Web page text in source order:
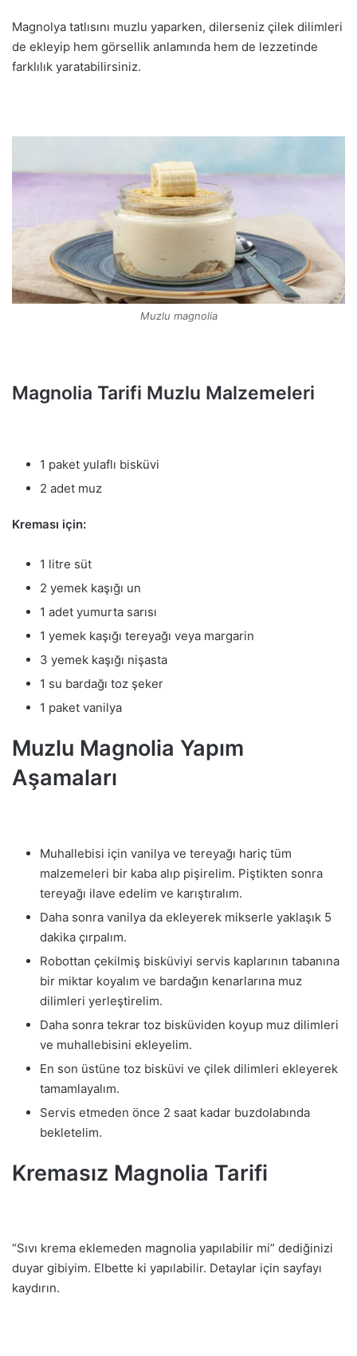
Magnolya tatlısını muzlu yaparken, dilerseniz çilek dilimleri
de ekleyip hem görsellik anlamında hem de lezzetinde
farklılık yaratabilirsiniz.
Muzlu magnolia
Magnolia Tarifi Muzlu Malzemeleri
1 paket yulaflı bisküvi
2 adet muz
Kreması için:
1 litre süt
2 yemek kaşığı un
1 adet yumurta sarısı
1 yemek kaşığı tereyağı veya margarin
3 yemek kaşığı nişasta
1 su bardağı toz şeker
1 paket vanilya
Muzlu Magnolia Yapım
Aşamaları
Muhallebisi için vanilya ve tereyağı hariç tüm
malzemeleri bir kaba alıp pişirelim. Piştikten sonra
tereyağı ilave edelim ve karıştıralım.
Daha sonra vanilya da ekleyerek mikserle yaklaşık 5
dakika çırpalım.
Robottan çekilmiş bisküviyi servis kaplarının tabanına
bir miktar koyalım ve bardağın kenarlarına muz
dilimleri yerleştirelim.
Daha sonra tekrar toz bisküviden koyup muz dilimleri
ve muhallebisini ekleyelim.
En son üstüne toz bisküvi ve çilek dilimleri ekleyerek
tamamlayalım.
Servis etmeden önce 2 saat kadar buzdolabında
bekletelim.
Kremasız Magnolia Tarifi
“Sıvı krema eklemeden magnolia yapılabilir mi” dediğinizi
duyar gibiyim. Elbette ki yapılabilir. Detaylar için sayfayı
kaydırın.